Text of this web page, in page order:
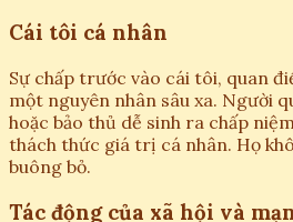
Cái tôi cá nhân
Sự chấp trước vào cái tôi, quan
một nguyên nhân sâu xa. Người
hoặc bảo thủ dễ sinh ra chấp
thách thức giá trị cá nhân. Họ
buông bỏ.
Tác động của xã hội và